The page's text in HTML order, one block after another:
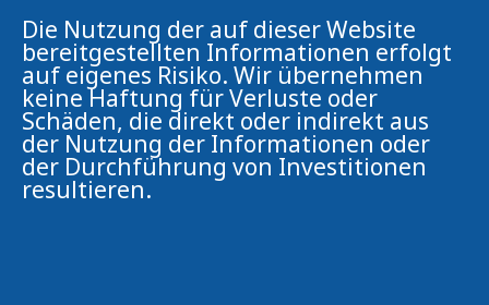
Die Nutzung der auf dieser Website
bereitgestellten Informationen erfolgt
auf eigenes Risiko. Wir übernehmen
keine Haftung für Verluste oder
Schäden, die direkt oder indirekt aus
der Nutzung der Informationen oder
der Durchführung von Investitionen
resultieren.